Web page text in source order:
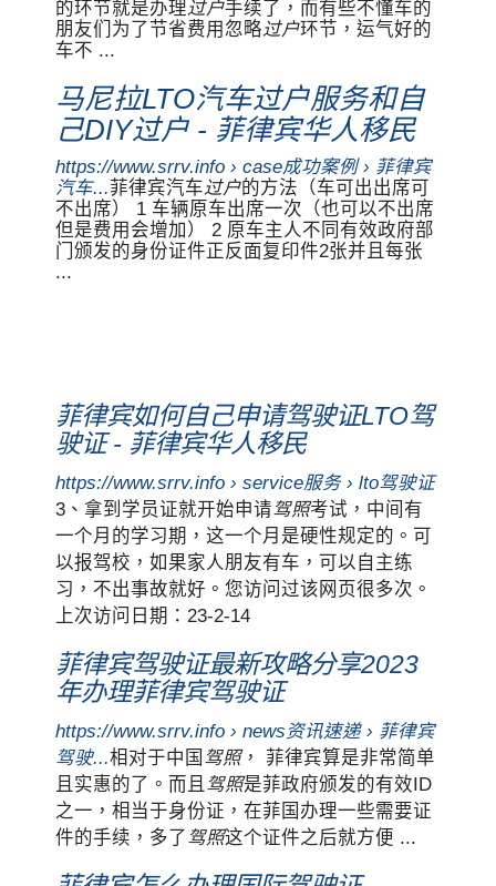
的环节就是办理过户手续了，而有些不懂车的
朋友们为了节省费用忽略过户环节，运气好的
车不 ...
马尼拉LTO汽车过户服务和自
己DIY过户 - 菲律宾华人移民
https://www.srrv.info › case成功案例 › 菲律宾
汽车...菲律宾汽车过户的方法（车可出出席可
不出席） 1 车辆原车出席一次（也可以不出席
但是费用会增加） 2 原车主人不同有效政府部
门颁发的身份证件正反面复印件2张并且每张
...
菲律宾如何自己申请驾驶证LTO驾
驶证 - 菲律宾华人移民
https://www.srrv.info › service服务 › lto驾驶证
3、拿到学员证就开始申请驾照考试，中间有
一个月的学习期，这一个月是硬性规定的。可
以报驾校，如果家人朋友有车，可以自主练
习，不出事故就好。您访问过该网页很多次。
上次访问日期：23-2-14
菲律宾驾驶证最新攻略分享2023
年办理菲律宾驾驶证
https://www.srrv.info › news资讯速递 › 菲律宾
驾驶...相对于中国 驾照， 菲律宾算是非常简单
且实惠的了。而且 驾照是菲政府颁发的有效ID
之一，相当于身份证，在菲国办理一些需要证
件的手续，多了驾照这个证件之后就方便 ...